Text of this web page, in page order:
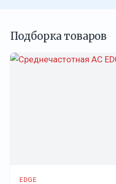
Подборка товаров
EDGE